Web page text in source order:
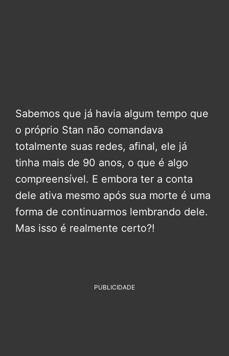
Sabemos que já havia algum tempo que
o próprio Stan não comandava
totalmente suas redes, afinal, ele já
tinha mais de 90 anos, o que é algo
compreensível. E embora ter a conta
dele ativa mesmo após sua morte é uma
forma de continuarmos lembrando dele.
Mas isso é realmente certo?!
PUBLICIDADE